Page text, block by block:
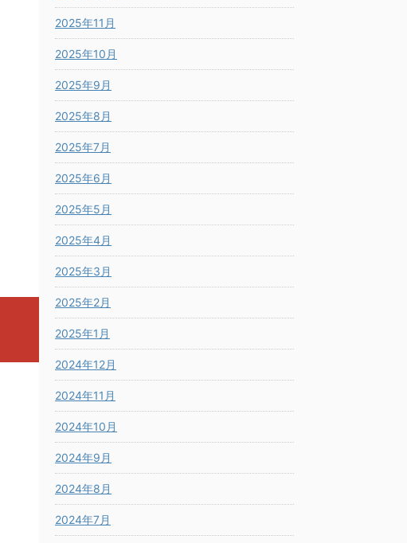
2025年11月
2025年10月
2025年9月
2025年8月
2025年7月
2025年6月
2025年5月
2025年4月
2025年3月
2025年2月
2025年1月
2024年12月
2024年11月
2024年10月
2024年9月
2024年8月
2024年7月